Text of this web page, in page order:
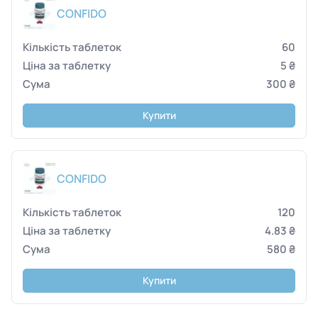
CONFIDO
60
5 ₴
300 ₴
Купити
CONFIDO
120
4.83 ₴
580 ₴
Купити